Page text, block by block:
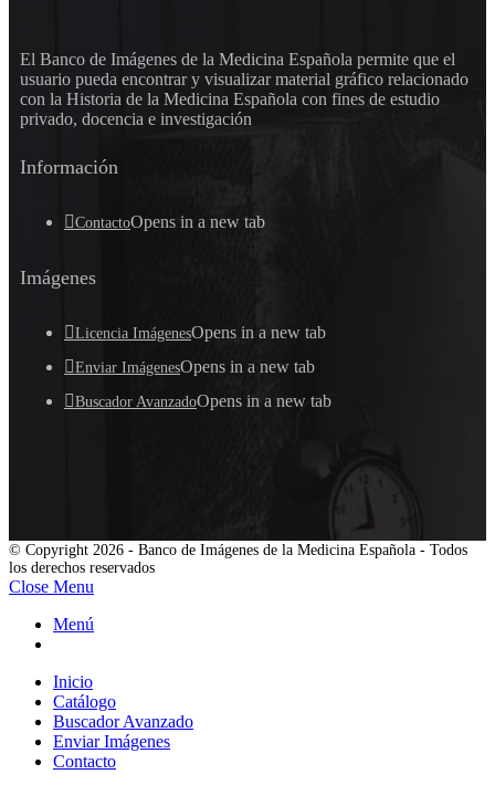
El Banco de Imágenes de la Medicina Española permite que el
usuario pueda encontrar y visualizar material gráfico relacionado
con la Historia de la Medicina Española con fines de estudio
privado, docencia e investigación
Información
ContactoOpens in a new tab
Imágenes
Licencia ImágenesOpens in a new tab
Enviar ImágenesOpens in a new tab
Buscador AvanzadoOpens in a new tab
© Copyright 2026 - Banco de Imágenes de la Medicina Española - Todos
los derechos reservados
Close Menu
Menú
Inicio
Catálogo
Buscador Avanzado
Enviar Imágenes
Contacto